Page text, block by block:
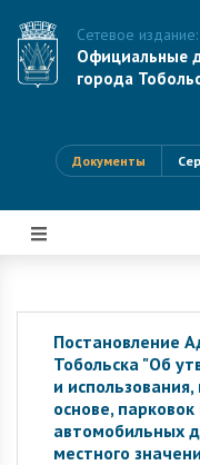
Сетевое издание:
Официальные
города
Документы
|||
Постановление
Тобольска "Об
и
основе,
автомобильных
местного